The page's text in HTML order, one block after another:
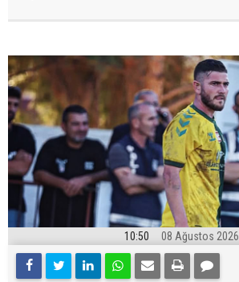
10:50 08 Ağustos 2026